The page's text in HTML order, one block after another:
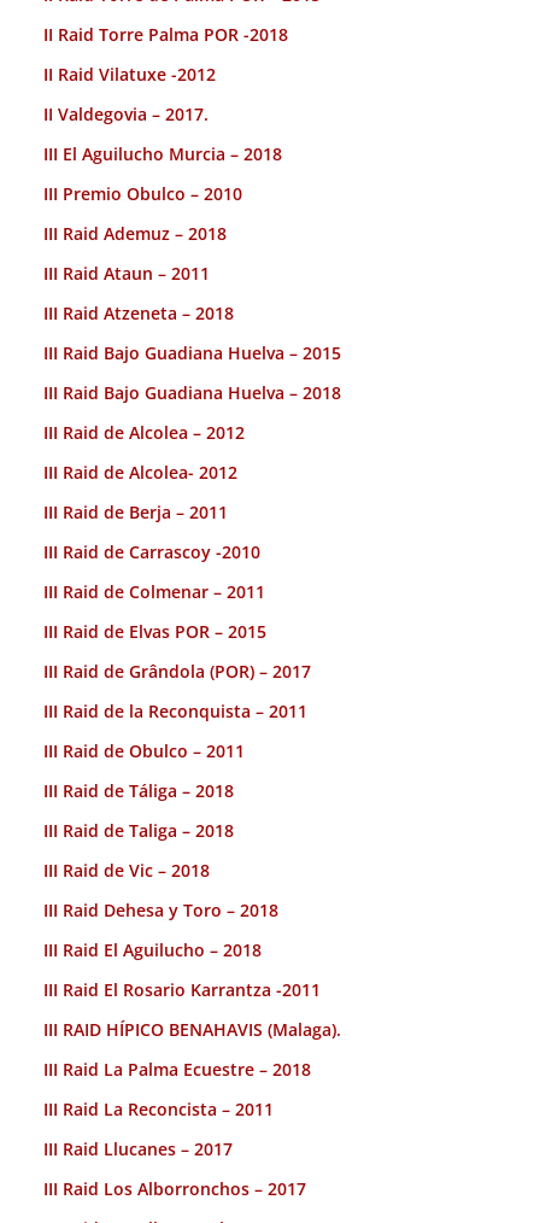
II Raid Torre Palma POR -2018
II Raid Vilatuxe -2012
II Valdegovia – 2017.
III El Aguilucho Murcia – 2018
III Premio Obulco – 2010
III Raid Ademuz – 2018
III Raid Ataun – 2011
III Raid Atzeneta – 2018
III Raid Bajo Guadiana Huelva – 2015
III Raid Bajo Guadiana Huelva – 2018
III Raid de Alcolea – 2012
III Raid de Alcolea- 2012
III Raid de Berja – 2011
III Raid de Carrascoy -2010
III Raid de Colmenar – 2011
III Raid de Elvas POR – 2015
III Raid de Grândola (POR) – 2017
III Raid de la Reconquista – 2011
III Raid de Obulco – 2011
III Raid de Táliga – 2018
III Raid de Taliga – 2018
III Raid de Vic – 2018
III Raid Dehesa y Toro – 2018
III Raid El Aguilucho – 2018
III Raid El Rosario Karrantza -2011
III RAID HÍPICO BENAHAVIS (Malaga).
III Raid La Palma Ecuestre – 2018
III Raid La Reconcista – 2011
III Raid Llucanes – 2017
III Raid Los Alborronchos – 2017